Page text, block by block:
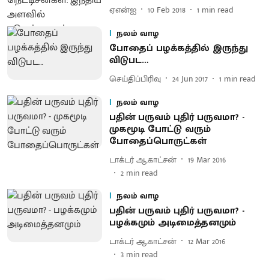
ஏஎன்ஐ 10 Feb 2018 1 min read
நலம் வாழ
போதைப் பழக்கத்தில் இருந்து
விடுபட…
செய்திப்பிரிவு 24 Jun 2017 1 min read
நலம் வாழ
பதின் பருவம் புதிர் பருவமா? -
முகமூடி போட்டு வரும்
போதைப்பொருட்கள்
டாக்டர் ஆ.காட்சன்
19 Mar 2016
2 min read
நலம் வாழ
பதின் பருவம் புதிர் பருவமா? -
பழக்கமும் அடிமைத்தனமும்
டாக்டர் ஆ.காட்சன்
12 Mar 2016
3 min read